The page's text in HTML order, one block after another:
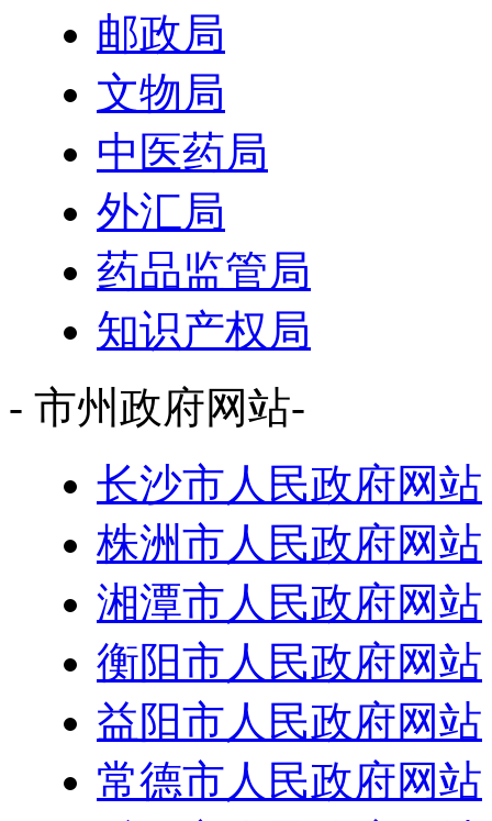
邮政局
文物局
中医药局
外汇局
药品监管局
知识产权局
- 市州政府网站-
长沙市人民政府网站
株洲市人民政府网站
湘潭市人民政府网站
衡阳市人民政府网站
益阳市人民政府网站
常德市人民政府网站